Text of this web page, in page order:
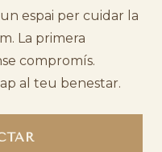
espai per cuidar la
La primera
compromís.
al teu benestar.